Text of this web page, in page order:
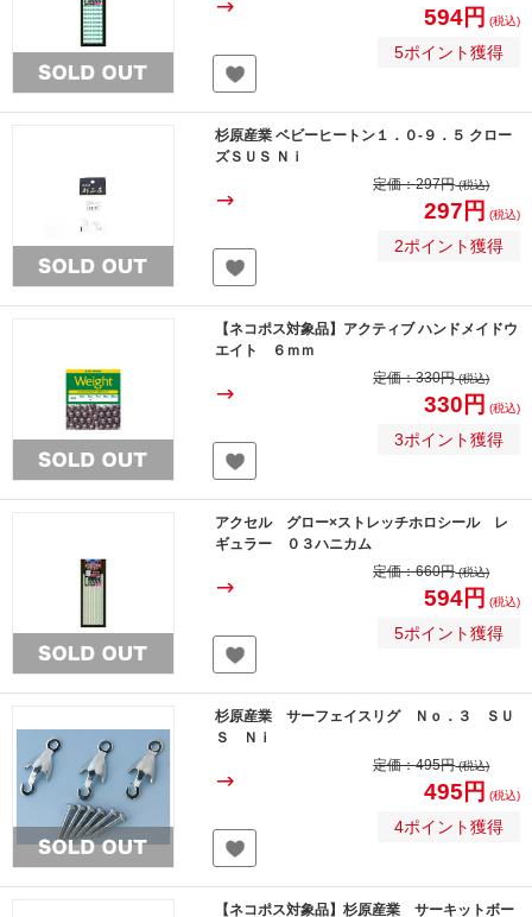
594円 (税込)
5ポイント獲得
杉原産業 ベビーヒートン１．０-９．５ クロー
ズＳＵＳ Ｎｉ
定価：297円(税込)
297円 (税込)
2ポイント獲得
【ネコポス対象品】アクティブ ハンドメイドウ
エイト ６ｍｍ
定価：330円(税込)
330円 (税込)
3ポイント獲得
アクセル グロー×ストレッチホロシール レ
ギュラー ０３ハニカム
定価：660円(税込)
594円 (税込)
5ポイント獲得
杉原産業 サーフェイスリグ Ｎｏ．３ ＳＵ
Ｓ Ｎｉ
定価：495円(税込)
495円 (税込)
4ポイント獲得
【ネコポス対象品】杉原産業 サーキットボー